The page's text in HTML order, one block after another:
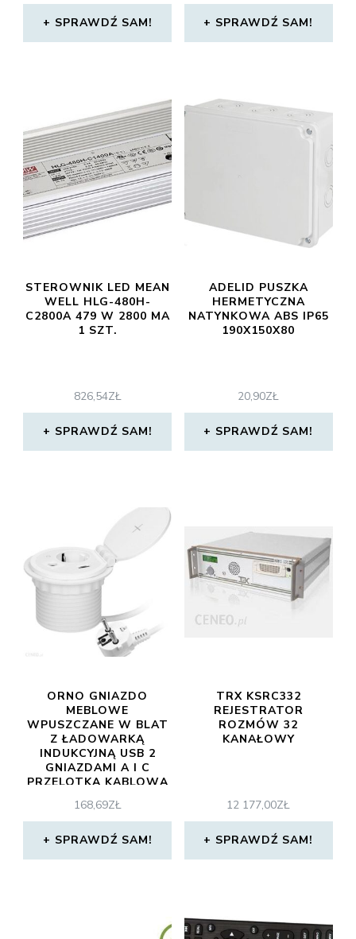
SPRAWDŹ SAM! SPRAWDŹ SAM!
STEROWNIK LED MEAN
WELL HLG-480H-
C2800A 479 W 2800 MA
1 SZT.
826,54ZŁ
SPRAWDŹ SAM!
ADELID PUSZKA
HERMETYCZNA
NATYNKOWA ABS IP65
190X150X80
20,90ZŁ
SPRAWDŹ SAM!
ORNO GNIAZDO
MEBLOWE
WPUSZCZANE W BLAT
Z ŁADOWARKĄ
INDUKCYJNĄ USB 2
GNIAZDAMI A I C
PRZELOTKĄ KABLOWĄ
(ORGM9015GSW)
168,69ZŁ
SPRAWDŹ SAM!
TRX KSRC332
REJESTRATOR
ROZMÓW 32
KANAŁOWY
12 177,00ZŁ
SPRAWDŹ SAM!